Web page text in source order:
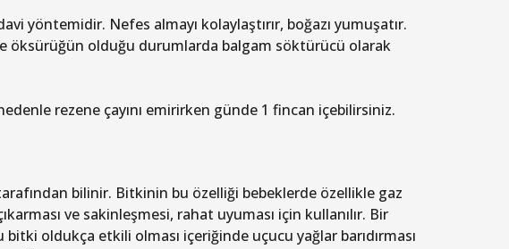
yöntemidir. Nefes almayı kolaylaştırır, boğazı yumuşatır.
öksürüğün olduğu durumlarda balgam söktürücü olarak
rezene çayını emirirken günde 1 fincan içebilirsiniz.
bilinir. Bitkinin bu özelliği bebeklerde özellikle gaz
ve sakinleşmesi, rahat uyuması için kullanılır. Bir
oldukça etkili olması içeriğinde uçucu yağlar barıdırması